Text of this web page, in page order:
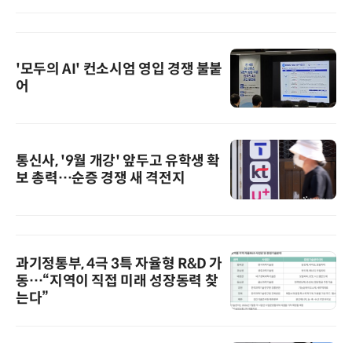
'모두의 AI' 컨소시엄 영입 경쟁 불붙
어
통신사, '9월 개강' 앞두고 유학생 확
보 총력…순증 경쟁 새 격전지
과기정통부, 4극 3특 자율형 R&D 가
동…“지역이 직접 미래 성장동력 찾
는다”